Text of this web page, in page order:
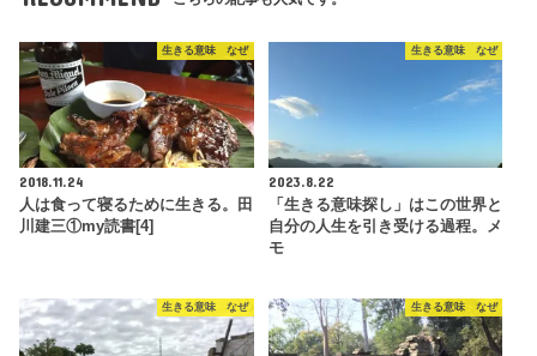
生きる意味 なぜ
2018.11.24
人は食って寝るために生きる。田
川建三①my読書[4]
生きる意味 なぜ
2023.8.22
「生きる意味探し」はこの世界と
自分の人生を引き受ける過程。メ
モ
生きる意味 なぜ 生きる意味 なぜ